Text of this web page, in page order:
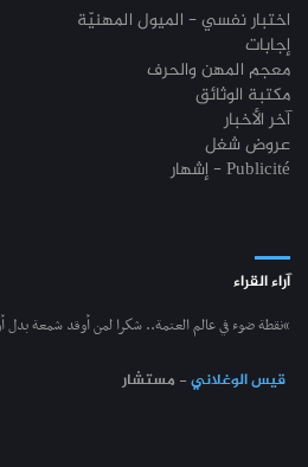
اختبار نفسي - الميول المهنيّة
إجابات
معجم المهن والحرف
مكتبة الوثائق
آخر الأخبار
عروض شغل
إشهار - Publicité
آراء القراء
“نقطة ضوء في عالم العتمة.. شكرا لمن أوقد شمعة بدل
قيس الوغلاني- مستشار